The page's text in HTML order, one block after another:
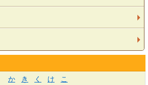
か き く け
こ